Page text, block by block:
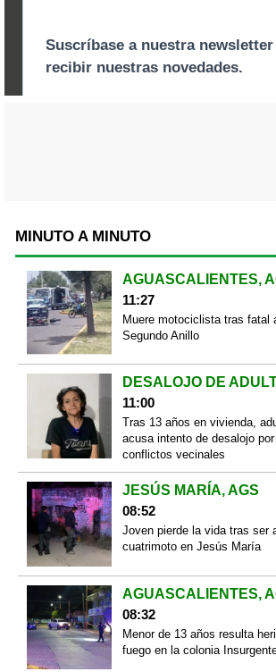
MINUTO A MINUTO
AGUASCALIENTES,
11:27
Muere motociclista tras fatal
Segundo Anillo
DESALOJO DE
11:00
Tras 13 años en vivienda,
acusa intento de desalojo
conflictos vecinales
JESÚS MARÍA, AGS
08:52
Joven pierde la vida tras ser
cuatrimoto en Jesús María
AGUASCALIENTES,
08:32
Menor de 13 años resulta
fuego en la colonia